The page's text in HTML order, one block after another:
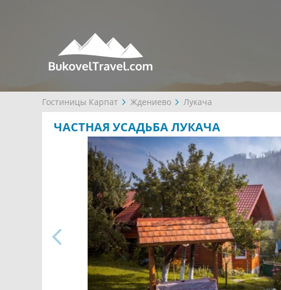
Гостиницы Карпат Ждениево Лукача
ЧАСТНАЯ УСАДЬБА ЛУКАЧА